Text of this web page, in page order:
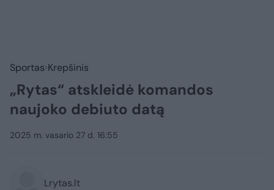
Sportas Krepšinis
„Rytas“ atskleidė komandos
naujoko debiuto datą
2025 m. vasario 27 d. 16:55
Lrytas.lt